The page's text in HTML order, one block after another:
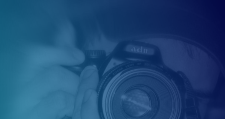
Agence Détective Nord (ADN) est une
SARL dont les activités sont les